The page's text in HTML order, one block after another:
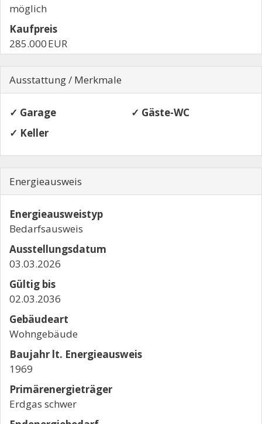
möglich
Kaufpreis
285.000 EUR
Ausstattung / Merkmale
✓ Garage
✓ Gäste-WC
✓ Keller
Energieausweis
Energieausweistyp
Bedarfs­ausweis
Ausstellungsdatum
03.03.2026
Gültig bis
02.03.2036
Gebäudeart
Wohngebäude
Baujahr lt. Energieausweis
1969
Primärenergieträger
Erdgas schwer